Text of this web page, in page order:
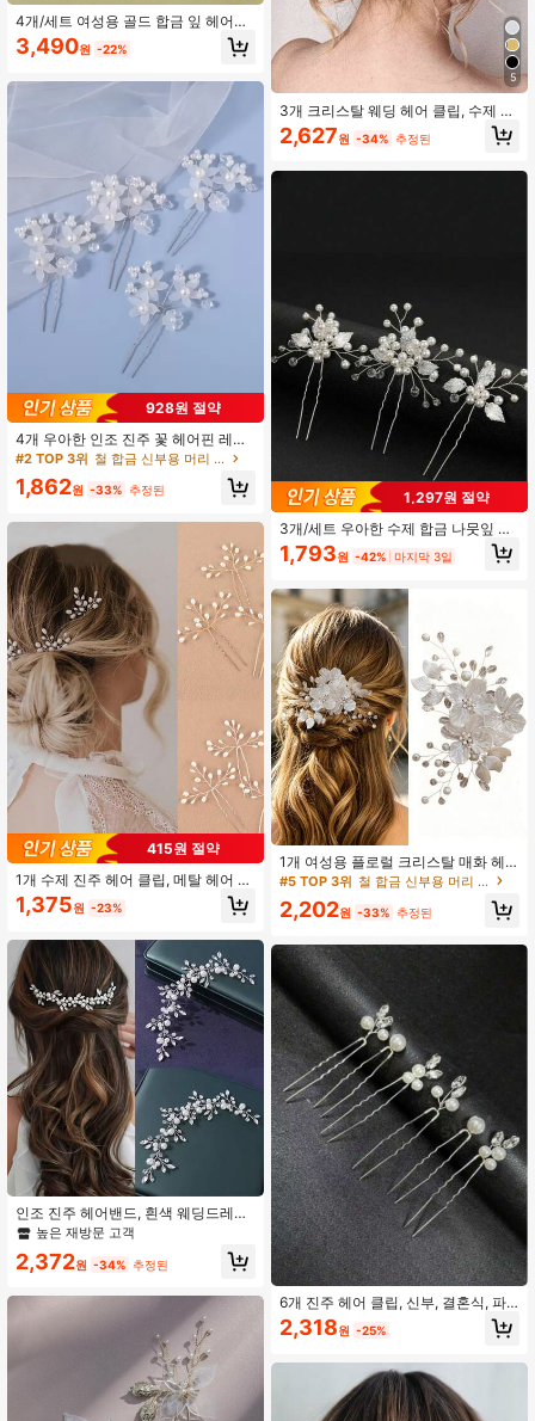
4개/세트 여성용 골드 합금 잎 헤어핀,
화이트 진주 & 라인스톤 장식 패브릭
플라워 헤어 클립 신부용
3,490원 -22%
928원 절약
4개 우아한 인조 진주 꽃 헤어핀 레드
홀리데이 드레스 액세서리 장식 선물
#2 TOP 3위 철 합금 신부용 머리 장식
1,862원 -33% 추정된
415원 절약
1개 수제 진주 헤어 클립, 메탈 헤어 클
립, 프렌치 레트로 헤어 클립, 우아한
헤어 액세서리, 결혼식, 데일리 웨어,
1,375원 -23%
인조 진주 헤어밴드, 흰색 웨딩드레스
장식, 땋은 머리 머리띠, 신부 헤어 액
높은 재방문 고객
2,372원 -34% 추정된
5
3개 크리스탈 웨딩 헤어 클립, 수제 다
이아몬드 신부 헤어핀, 걸, 걸, 신부 들
러리 용 (멀티 컬러) 발렌타인 데이 액
2,627원 -34% 추정된
1,297원 절약
3개/세트 우아한 수제 합금 나뭇잎 &
진주 신부 헤어 클립 웨딩용
1,793원 -42% 마지막 3일
1개 여성용 플로럴 크리스탈 매화 헤
어 클립, 신부 웨딩 헤어 액세서리, 웨
#5 TOP 3위 철 합금 신부용 머리 장식
2,202원 -33% 추정된
6개 진주 헤어 클립, 신부, 결혼식, 파
티, 여름, 해변을 위한 수제 크리스탈
U자형 헤어 액세서리
2,318원 -25%